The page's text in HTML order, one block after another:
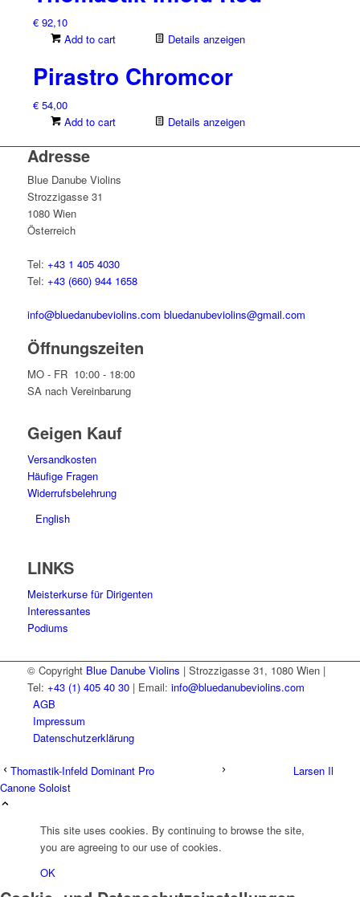
€92,10
Add to cart
Details anzeigen
Pirastro Chromcor
€54,00
Add to cart
Details anzeigen
Adresse
Blue Danube Violins
Strozzigasse 31
1080 Wien
Österreich
Tel: +43 1 405 4030
Tel: +43 (660) 944 1658
info@bluedanubeviolins.com bluedanubeviolins@gmail.com
Öffnungszeiten
MO - FR 10:00 - 18:00
SA nach Vereinbarung
Geigen Kauf
Versandkosten
Häufige Fragen
Widerrufsbelehrung
English
LINKS
Meisterkurse für Dirigenten
Interessantes
Podiums
© Copyright Blue Danube Violins | Strozzigasse 31, 1080 Wien |
Tel: +43 (1) 405 40 30| Email: info@bluedanubeviolins.com
AGB
Impressum
Datenschutzerklärung
Thomastik-Infeld Dominant Pro
Larsen Il
Canone Soloist
This site uses cookies. By continuing to browse the site,
you are agreeing to our use of cookies.
OK